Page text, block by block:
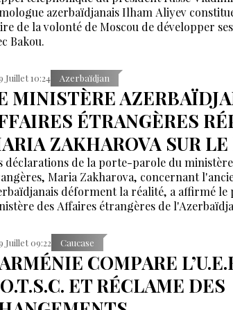
azerbaïdjanais Ilham Aliyev
de la volonté de Moscou de développer
Bakou.
Juillet 10:24 Azerbaïdjan
MINISTÈRE
ÉTRANGÈRES
ZAKHAROVA SUR
déclarations de la porte-parole du
Maria Zakharova, concernant
déforment la réalité, a affirmé
des Affaires étrangères de
Juillet 09:22 Caucase
COMPARE
ET RÉCLAME DES